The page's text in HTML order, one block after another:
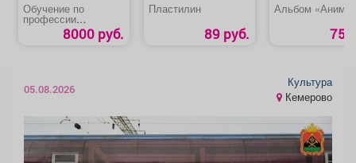
Обучение по
профессии
«Оператор
(машинист) крана-
8000 руб.
Пластилин
89 руб.
Альбом «Аниме»
75
05.08.2026
Культура
Кемерово